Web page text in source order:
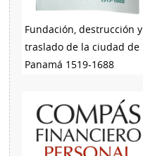
Fundación, destrucción y
traslado de la ciudad de
Panamá 1519-1688